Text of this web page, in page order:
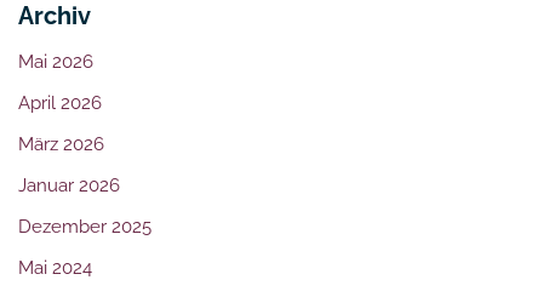
Archiv
Mai 2026
April 2026
März 2026
Januar 2026
Dezember 2025
Mai 2024